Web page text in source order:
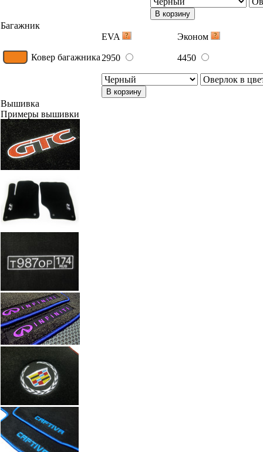
В корзину
Багажник
EVA
Эконом
Ковер багажника 2950 4450
В корзину
Вышивка
Примеры вышивки